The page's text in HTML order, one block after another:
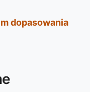
dopasowania